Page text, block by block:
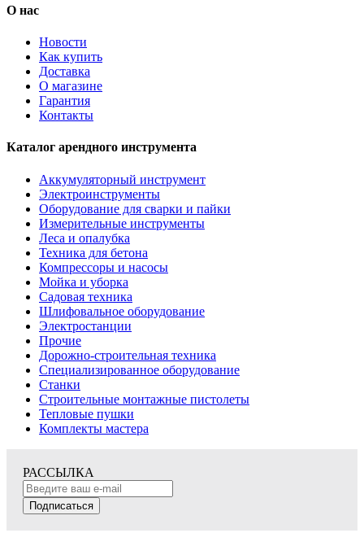
О нас
Новости
Как купить
Доставка
О магазине
Гарантия
Контакты
Каталог арендного инструмента
Аккумуляторный инструмент
Электроинструменты
Оборудование для сварки и пайки
Измерительные инструменты
Леса и опалубка
Техника для бетона
Компрессоры и насосы
Мойка и уборка
Садовая техника
Шлифовальное оборудование
Электростанции
Прочие
Дорожно-строительная техника
Специализированное оборудование
Станки
Строительные монтажные пистолеты
Тепловые пушки
Комплекты мастера
РАССЫЛКА
Подписаться